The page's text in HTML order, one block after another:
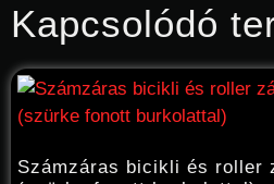
Kapcsolódó
Számzáras bicikli és roller